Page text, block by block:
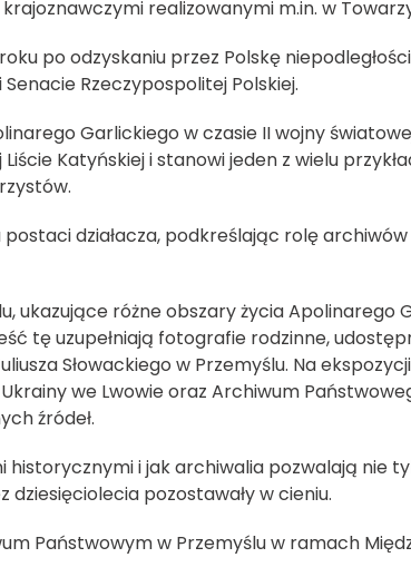
realizowanymi m.in. w
po odzyskaniu przez Polskę
Rzeczypospolitej Polskiej.
Garlickiego w czasie II wojny
Katyńskiej i stanowi jeden z wielu
działacza, podkreślając rolę
ukazujące różne obszary życia Apolinarego
tę uzupełniają fotografie rodzinne,
Słowackiego w Przemyślu. Na
we Lwowie oraz Archiwum
źródeł.
i jak archiwalia pozwalają nie
pozostawały w cieniu.
Państwowym w Przemyślu w ramach